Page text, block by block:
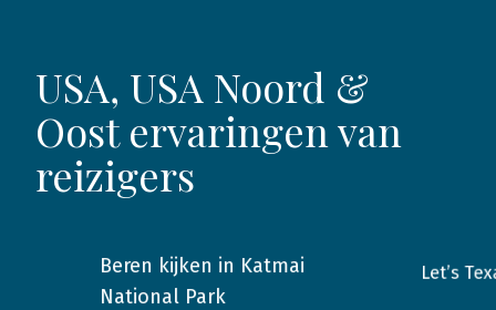
USA, USA Noord &
Oost ervaringen van
reizigers
2021 Alaska & Yukon
Beren kijken in Katmai
National Park
2026
Let’s